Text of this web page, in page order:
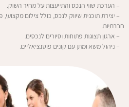
– הערכת שווי הנכס והתייעצות על מחיר השוק.
– יצירת תוכנית שיווק לנכס, כולל צילום
חברתיות.
– ארגון תצוגות פתוחות וסיורים לנכסים.
– ניהול משא ומתן עם קונים פוטנציאליים.